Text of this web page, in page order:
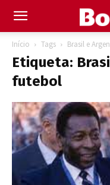
Início Tags Brasil e
Etiqueta:
futebol